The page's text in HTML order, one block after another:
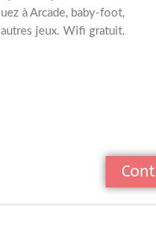
à Arcade, baby-foot,
jeux. Wifi gratuit.